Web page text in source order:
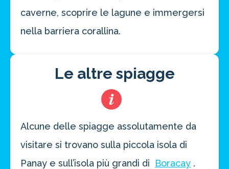
caverne, scoprire le lagune e immergersi
nella barriera corallina.
Le altre spiagge
Alcune delle spiagge assolutamente da
visitare si trovano sulla piccola isola di
Panay e sull’isola più grandi di
Boracay .
ATTIVA OFFERTA